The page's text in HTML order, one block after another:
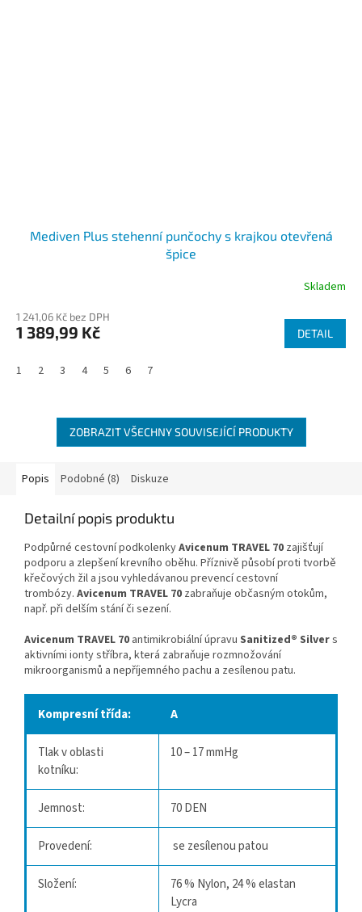
Mediven Plus stehenní punčochy s krajkou otevřená
špice
Skladem
1 241,06 Kč bez DPH
1 389,99 Kč DETAIL
1 2 3 4 5 6 7
ZOBRAZIT VŠECHNY SOUVISEJÍCÍ PRODUKTY
Popis Podobné (8) Diskuze
Detailní popis produktu
Podpůrné cestovní podkolenkyAvicenum TRAVEL 70 zajišťují
podporu a zlepšení krevního oběhu. Příznivě působí proti tvorbě
křečových žil a jsou vyhledávanou prevencí cestovní
trombózy. Avicenum TRAVEL 70 zabraňuje občasným otokům,
např. při delším stání či sezení.
Avicenum TRAVEL 70 antimikrobiální úpravu Sanitized® Silvers
aktivními ionty stříbra, která zabraňuje rozmnožování
mikroorganismů a nepříjemného pachu a zesílenou patu.
Kompresní třída: A
Tlak v oblasti
kotníku:
10 – 17 mmHg
Jemnost: 70 DEN
Provedení: se zesílenou patou
Složení:
76 % Nylon, 24 % elastan
Lycra